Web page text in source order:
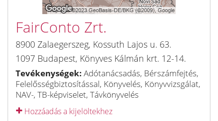
FairConto Zrt.
8900 Zalaegerszeg, Kossuth Lajos u. 63.
1097 Budapest, Könyves Kálmán krt. 12-14.
Tevékenységek: Adótanácsadás, Bérszámfejtés,
Felelősségbiztosítással, Könyvelés, Könyvvizsgálat,
NAV-, TB-képviselet, Távkönyvelés
Hozzáadás a kijelöltekhez